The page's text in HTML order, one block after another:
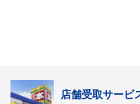
店舗受取サービ